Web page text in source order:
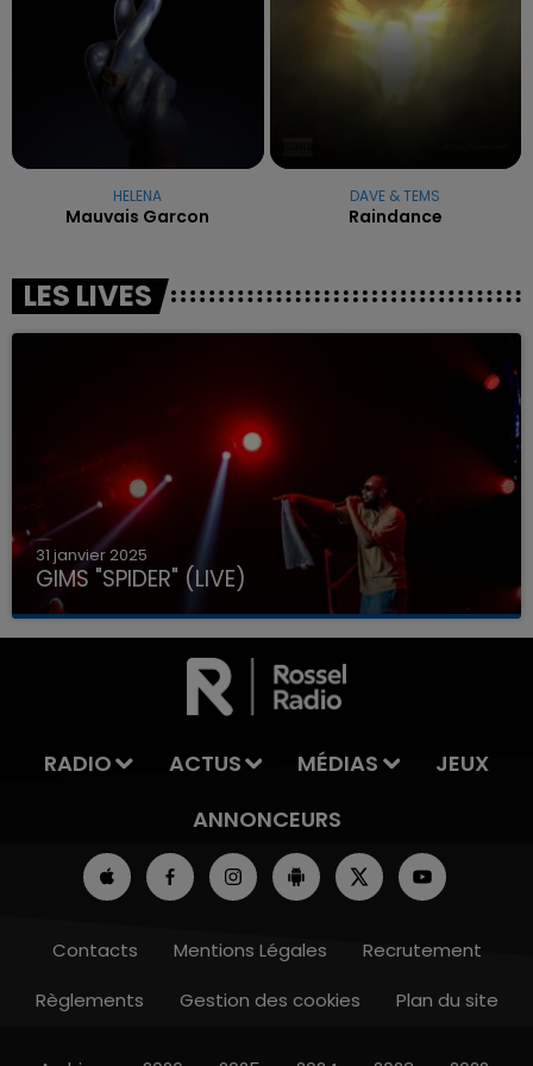
HELENA
Mauvais Garcon
DAVE & TEMS
Raindance
LES LIVES
31 janvier 2025
GIMS "SPIDER" (LIVE)
RADIO ACTUS MÉDIAS
JEUX
ANNONCEURS
Contacts Mentions Légales
Recrutement
Règlements
Gestion des cookies Plan du site